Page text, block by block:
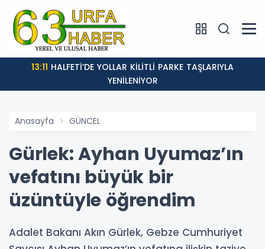
13:11
YENİLENİYOR
Anasayfa GÜNCEL
Gürlek: Ayhan Uyumaz’ın
vefatını büyük bir
üzüntüyle öğrendim
Adalet Bakanı Akın Gürlek, Gebze Cumhuriyet